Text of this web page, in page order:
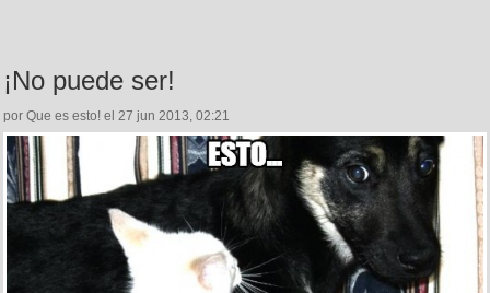
¡No puede ser!
por Que es esto! el 27 jun 2013, 02:21